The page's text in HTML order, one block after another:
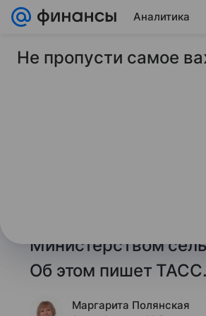
Аналитика
3 февраля 2026 Финансы Mail
Экспорт
в Россию в
Экспорт
другого
Министерством
Об этом пишет ТАСС.
Маргарита Полянская
Не пропусти самое